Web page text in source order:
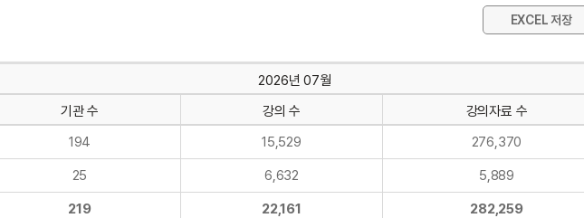
EXCEL 저장
2026년 07월
기관 수
강의 수 강의자료 수
194 15,529 276,370
25 6,632 5,889
219 22,161 282,259